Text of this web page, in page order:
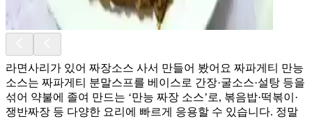
라면사리가 있어 짜장소스 사서 만들어 봤어요 짜파게티 만능
소스는 짜파게티 분말스프를 베이스로 간장·굴소스·설탕 등을
섞어 약불에 졸여 만드는 ‘만능 짜장 소스’로, 볶음밥·떡볶이·
쟁반짜장 등 다양한 요리에 빠르게 응용할 수 있습니다. 정말